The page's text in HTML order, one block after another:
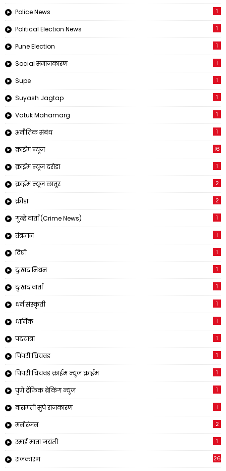
Police News 1
Political Election News 1
Pune Election 1
Social समाजकारण 1
Supe 1
Suyash Jagtap 1
Vatuk Mahamarg 1
अनौतिक संबंध 1
क्राईम न्यूज 16
क्राईम न्यूज दरोडा 1
क्राईम न्यूज लातूर 2
क्रीडा 2
गुन्हे वार्ता (Crime News) 1
तंत्रज्ञान 1
दिघी 1
दुःखद निधन 1
दुःखद वार्ता 1
धर्म संस्कृती 1
धार्मिक 1
पदयात्रा 1
पिंपरी चिंचवड 1
पिंपरी चिंचवड क्राईम न्यूज क्राईम 1
पुणे ट्रॅफिक ब्रेकिंग न्यूज 1
बारामती सुपे राजकारण 1
मनोरंजन 2
रमाई माता जयंती 1
राजकारण 26